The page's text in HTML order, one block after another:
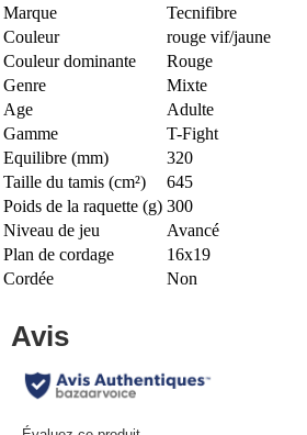
Marque
Tecnifibre
Couleur
rouge vif/jaune
Couleur dominante
Rouge
Genre
Mixte
Age
Adulte
Gamme
T-Fight
Equilibre (mm)
320
Taille du tamis (cm²)
645
Poids de la raquette (g) 300
Niveau de jeu
Avancé
Plan de cordage
16x19
Cordée
Non